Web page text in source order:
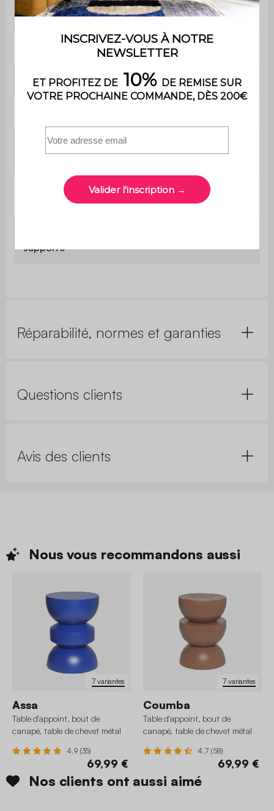
Poids 3,5 kg
Intérieur
Usage Usage domestique uniquement
Le produit est livré monté, dans
son emballage d'origine
Dimensions
du meuble
Ø29,5 x H 48,5 cm
supporté
Réparabilité, normes et garanties
Questions clients
Avis des clients
Nous vous recommandons aussi
7 variantes
Assa
Table d'appoint, bout de
canapé, table de chevet métal
4.9 (35)
69,99 €
7 variantes
Coumba
Table d'appoint, bout de
canapé, table de chevet métal
4.7 (58)
69,99 €
Nos clients ont aussi aimé